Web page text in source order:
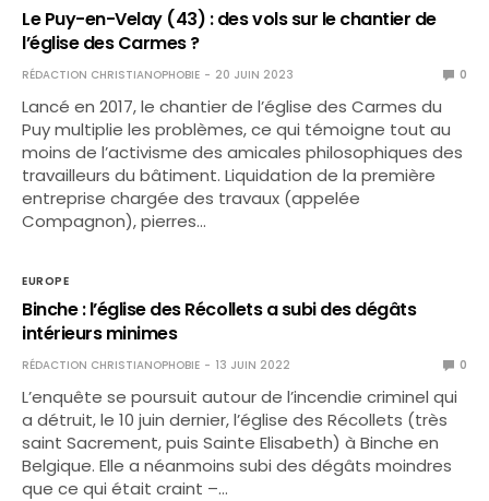
Le Puy-en-Velay (43) : des vols sur le chantier de
l’église des Carmes ?
RÉDACTION CHRISTIANOPHOBIE 20 JUIN 2023 0
Lancé en 2017, le chantier de l’église des Carmes du
Puy multiplie les problèmes, ce qui témoigne tout au
moins de l’activisme des amicales philosophiques des
travailleurs du bâtiment. Liquidation de la première
entreprise chargée des travaux (appelée
Compagnon), pierres…
EUROPE
Binche : l’église des Récollets a subi des dégâts
intérieurs minimes
RÉDACTION CHRISTIANOPHOBIE 13 JUIN 2022 0
L’enquête se poursuit autour de l’incendie criminel qui
a détruit, le 10 juin dernier, l’église des Récollets (très
saint Sacrement, puis Sainte Elisabeth) à Binche en
Belgique. Elle a néanmoins subi des dégâts moindres
que ce qui était craint –…